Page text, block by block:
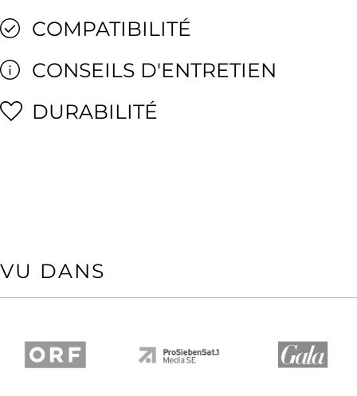
COMPATIBILITÉ
CONSEILS D'ENTRETIEN
DURABILITÉ
VU DANS